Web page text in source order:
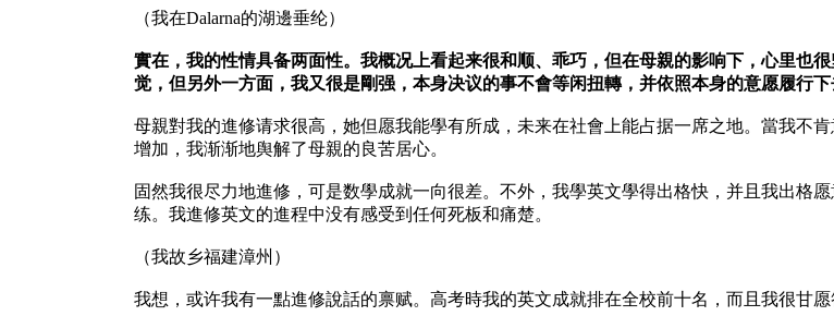
（我在Dalarna的湖邊垂纶）
實在，我的性情具备两面性。我概况上看起来很和顺、乖巧，但在母親的影响下，心里也
觉，但另外一方面，我又很是剛强，本身决议的事不會等闲扭轉，并依照本身的意愿履行下
母親對我的進修请求很高，她但愿我能學有所成，未来在社會上能占据一席之地。當我不
增加，我渐渐地舆解了母親的良苦居心。
固然我很尽力地進修，可是数學成就一向很差。不外，我學英文學得出格快，并且我出格
练。我進修英文的進程中没有感受到任何死板和痛楚。
（我故乡福建漳州）
我想，或许我有一點進修說話的禀赋。高考時我的英文成就排在全校前十名，而且我很甘愿